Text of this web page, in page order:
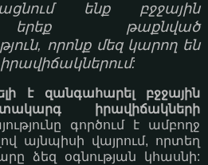
ենք բջջային
թաքնված
որոնք մեզ կարող են
է զանգահարել բջջային
իրավիճակների
գործում է ամբողջ
այնպիսի վայրում, որտեղ
ձեզ օգնության կհասնի: